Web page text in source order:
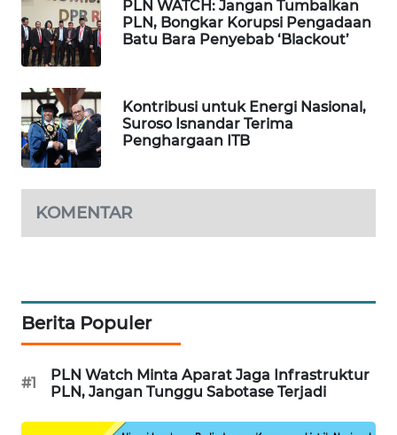
PLN WATCH: Jangan Tumbalkan
PLN, Bongkar Korupsi Pengadaan
Batu Bara Penyebab ‘Blackout’
Kontribusi untuk Energi Nasional,
Suroso Isnandar Terima
Penghargaan ITB
KOMENTAR
Berita Populer
#1
PLN Watch Minta Aparat Jaga Infrastruktur
PLN, Jangan Tunggu Sabotase Terjadi
WN
CIANJUR
KEPULAUAN
SERIBU
WN
TANGERANG
WN
WN
CIREBON
WN
INDRAMAYU